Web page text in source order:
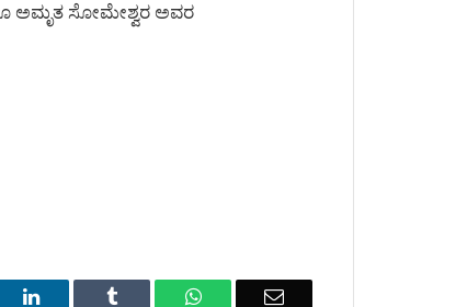
ಅಮೃತ ಸೋಮೇಶ್ವರ ಅವರ
LinkedIn Tumblr WhatsAppEmail